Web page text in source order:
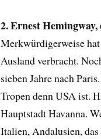
2. Ernest
Merkwürdigerweise
Ausland verbracht.
sieben Jahre nach
Tropen denn USA ist.
Hauptstadt Havanna.
Italien, Andalusien,